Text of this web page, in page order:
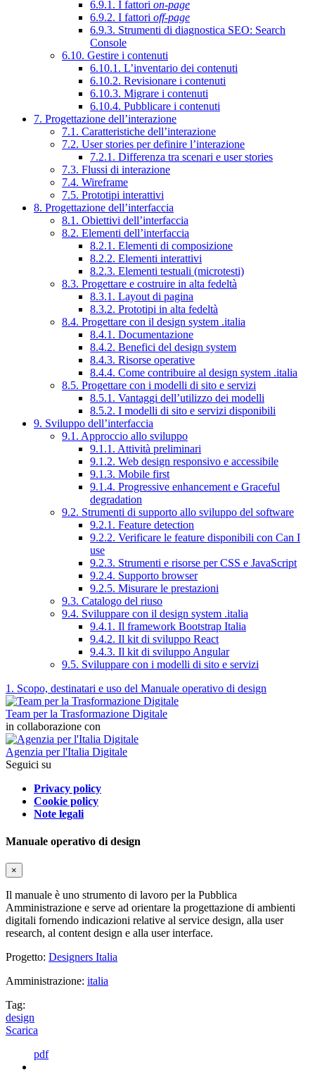
6.9.1. I fattori on-page
6.9.2. I fattori off-page
6.9.3. Strumenti di diagnostica SEO: Search
Console
6.10. Gestire i contenuti
6.10.1. L’inventario dei contenuti
6.10.2. Revisionare i contenuti
6.10.3. Migrare i contenuti
6.10.4. Pubblicare i contenuti
7. Progettazione dell’interazione
7.1. Caratteristiche dell’interazione
7.2. User stories per definire l’interazione
7.2.1. Differenza tra scenari e user stories
7.3. Flussi di interazione
7.4. Wireframe
7.5. Prototipi interattivi
8. Progettazione dell’interfaccia
8.1. Obiettivi dell’interfaccia
8.2. Elementi dell’interfaccia
8.2.1. Elementi di composizione
8.2.2. Elementi interattivi
8.2.3. Elementi testuali (microtesti)
8.3. Progettare e costruire in alta fedeltà
8.3.1. Layout di pagina
8.3.2. Prototipi in alta fedeltà
8.4. Progettare con il design system .italia
8.4.1. Documentazione
8.4.2. Benefici del design system
8.4.3. Risorse operative
8.4.4. Come contribuire al design system .italia
8.5. Progettare con i modelli di sito e servizi
8.5.1. Vantaggi dell’utilizzo dei modelli
8.5.2. I modelli di sito e servizi disponibili
9. Sviluppo dell’interfaccia
9.1. Approccio allo sviluppo
9.1.1. Attività preliminari
9.1.2. Web design responsivo e accessibile
9.1.3. Mobile first
9.1.4. Progressive enhancement e Graceful
degradation
9.2. Strumenti di supporto allo sviluppo del software
9.2.1. Feature detection
9.2.2. Verificare le feature disponibili con Can I
use
9.2.3. Strumenti e risorse per CSS e JavaScript
9.2.4. Supporto browser
9.2.5. Misurare le prestazioni
9.3. Catalogo del riuso
9.4. Sviluppare con il design system .italia
9.4.1. Il framework Bootstrap Italia
9.4.2. Il kit di sviluppo React
9.4.3. Il kit di sviluppo Angular
9.5. Sviluppare con i modelli di sito e servizi
1. Scopo, destinatari e uso del Manuale operativo di design
Team per la Trasformazione Digitale
in collaborazione con
Agenzia per l'Italia Digitale
Seguici su
Privacy policy
Cookie policy
Note legali
Manuale operativo di design
×
Il manuale è uno strumento di lavoro per la Pubblica
Amministrazione e serve ad orientare la progettazione di ambienti
digitali fornendo indicazioni relative al service design, alla user
research, al content design e alla user interface.
Progetto: Designers Italia
Amministrazione: italia
Tag:
design
Scarica
pdf